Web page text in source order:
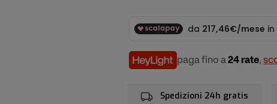
paga fino a24 rate,
Spedizioni 24h gratis